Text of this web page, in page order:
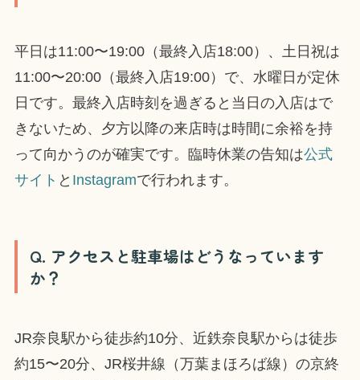
平日は11:00〜19:00（最終入店18:00）、土日祝は
11:00〜20:00（最終入店19:00）で、水曜日が定休
日です。最終入店時刻を過ぎると当日の入店はで
きないため、夕方以降の来店時は時間に余裕を持
って向かうのが確実です。臨時休業の告知は公式
サイト と Instagramで行われます。
Q. アクセスと駐車場はどうなっています
か？
JR奈良駅から徒歩約10分、近鉄奈良駅からは徒歩
約15〜20分、JR桜井線（万葉まほろば線）の京終